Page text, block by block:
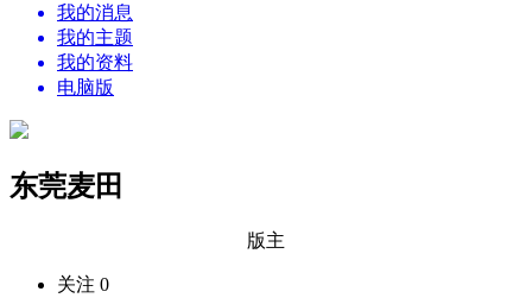
我的消息
我的主题
我的资料
电脑版
东莞麦田
版主
关注 0